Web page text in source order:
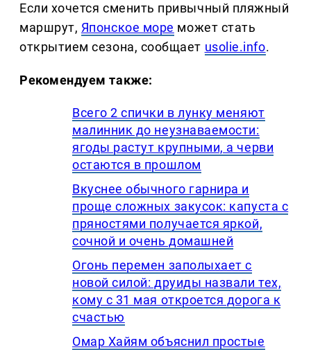
Если хочется сменить привычный пляжный
маршрут, Японское море может стать
открытием сезона, сообщает usolie.info.
Рекомендуем также:
Всего 2 спички в лунку меняют
малинник до неузнаваемости:
ягоды растут крупными, а черви
остаются в прошлом
Вкуснее обычного гарнира и
проще сложных закусок: капуста с
пряностями получается яркой,
сочной и очень домашней
Огонь перемен заполыхает с
новой силой: друиды назвали тех,
кому с 31 мая откроется дорога к
счастью
Омар Хайям объяснил простые